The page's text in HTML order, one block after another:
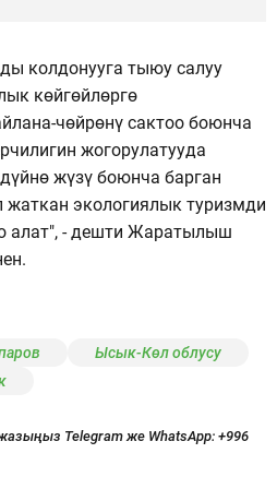
колдонууга тыюу салуу
көйгөйлөргө
чөйрөнү сактоо боюнча
жогорулатууда
жүзү боюнча барган
жаткан экологиялык туризмди
алат", - дешти Жаратылыш
Ысык-Көл облусу
Telegram же WhatsApp: +996